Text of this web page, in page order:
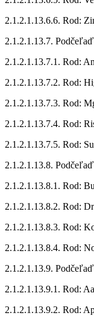
2.1.2.1.13.6.6. Rod:
2.1.2.1.13.7.
2.1.2.1.13.7.1. Rod:
2.1.2.1.13.7.2. Rod:
2.1.2.1.13.7.3. Rod:
2.1.2.1.13.7.4. Rod:
2.1.2.1.13.7.5. Rod:
2.1.2.1.13.8.
2.1.2.1.13.8.1. Rod:
2.1.2.1.13.8.2. Rod:
2.1.2.1.13.8.3. Rod:
2.1.2.1.13.8.4. Rod:
2.1.2.1.13.9.
2.1.2.1.13.9.1. Rod:
2.1.2.1.13.9.2. Rod: